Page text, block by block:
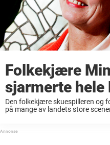
Folkekjære
sjarmerte hele
Den folkekjære skuespilleren og
på mange av landets store